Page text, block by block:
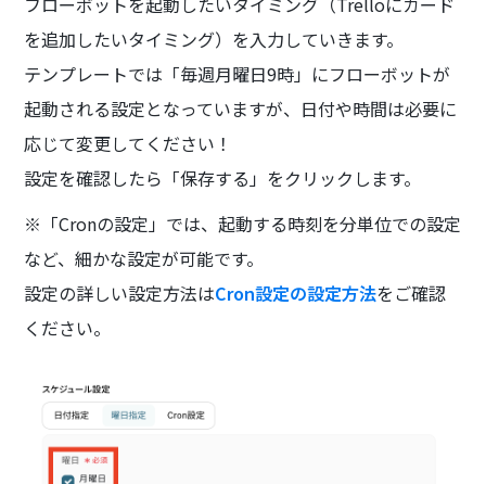
を追加したいタイミング）を入力していきます。
テンプレートでは「毎週月曜日9時」にフローボットが
起動される設定となっていますが、日付や時間は必要に
応じて変更してください！
設定を確認したら「保存する」をクリックします。
※「Cronの設定」では、起動する時刻を分単位での設定
など、細かな設定が可能です。
設定の詳しい設定方法はCron設定の設定方法をご確認
ください。